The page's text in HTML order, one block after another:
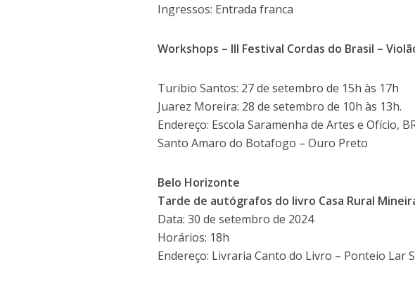
Ingressos: Entrada franca
Workshops – III Festival Cordas do Brasil –
Turibio Santos: 27 de setembro de 15h às 17h
Juarez Moreira: 28 de setembro de 10h às 13h.
Endereço: Escola Saramenha de Artes e Ofício,
Santo Amaro do Botafogo – Ouro Preto
Belo Horizonte
Tarde de autógrafos do livro Casa Rural
Data: 30 de setembro de 2024
Horários: 18h
Endereço: Livraria Canto do Livro – Ponteio Lar